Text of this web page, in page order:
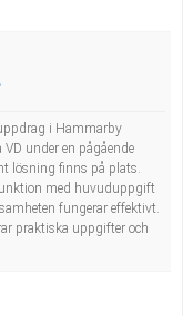
i Hammarby
under en pågående
lösning finns på plats.
med huvuduppgift
fungerar effektivt.
praktiska uppgifter och